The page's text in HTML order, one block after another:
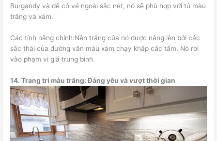
Burgandy và để có vẻ ngoài sắc nét, nó sẽ phù hợp với tủ màu
trắng và xám.
Các tính năng chính:Nền trắng của nó được nâng lên bởi các
sắc thái của đường vân màu xám chạy khắp các tấm. Nó rơi
vào phạm vi giá trung bình.
14.Trang trí màu trắng: Đáng yêu và vượt thời gian